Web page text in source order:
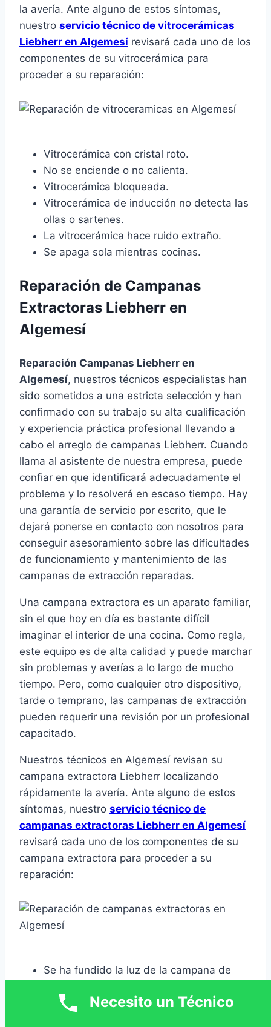
la avería. Ante alguno de estos síntomas,
nuestro servicio técnico de vitrocerámicas
Liebherr en Algemesí revisará cada uno de los
componentes de su vitrocerámica para
proceder a su reparación:
Vitrocerámica con cristal roto.
No se enciende o no calienta.
Vitrocerámica bloqueada.
Vitrocerámica de inducción no detecta las
ollas o sartenes.
La vitrocerámica hace ruido extraño.
Se apaga sola mientras cocinas.
Reparación de Campanas
Extractoras Liebherr en
Algemesí
Reparación Campanas Liebherr en
Algemesí, nuestros técnicos especialistas han
sido sometidos a una estricta selección y han
confirmado con su trabajo su alta cualificación
y experiencia práctica profesional llevando a
cabo el arreglo de campanas Liebherr. Cuando
llama al asistente de nuestra empresa, puede
confiar en que identificará adecuadamente el
problema y lo resolverá en escaso tiempo. Hay
una garantía de servicio por escrito, que le
dejará ponerse en contacto con nosotros para
conseguir asesoramiento sobre las dificultades
de funcionamiento y mantenimiento de las
campanas de extracción reparadas.
Una campana extractora es un aparato familiar,
sin el que hoy en día es bastante difícil
imaginar el interior de una cocina. Como regla,
este equipo es de alta calidad y puede marchar
sin problemas y averías a lo largo de mucho
tiempo. Pero, como cualquier otro dispositivo,
tarde o temprano, las campanas de extracción
pueden requerir una revisión por un profesional
capacitado.
Nuestros técnicos en Algemesí revisan su
campana extractora Liebherr localizando
rápidamente la avería. Ante alguno de estos
síntomas, nuestro servicio técnico de
campanas extractoras Liebherr en Algemesí
revisará cada uno de los componentes de su
campana extractora para proceder a su
reparación:
Se ha fundido la luz de la campana de
La campana de la cocina es muy ruidosa.
Necesito un Técnico